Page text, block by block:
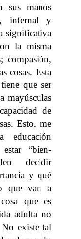
sus manos
infernal y
significativa
la misma
compasión,
cosas. Esta
que ser
mayúsculas
de
Esto, me
“bien-
decidir
y qué
que van a
que es
adulta no
existe tal